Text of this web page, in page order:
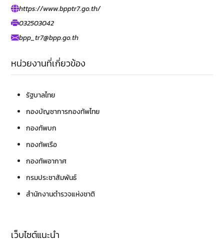
https://www.bpptr7.go.th/
032503042
bpp_tr7@bpp.go.th
หน่วยงานที่เกี่ยวข้อง
รัฐบาลไทย
กองบัญชาการกองทัพไทย
กองทัพบก
กองทัพเรือ
กองทัพอากาศ
กรมประชาสัมพันธ์
สำนักงานตำรวจแห่งชาติ
เว็บไซต์แนะนำ